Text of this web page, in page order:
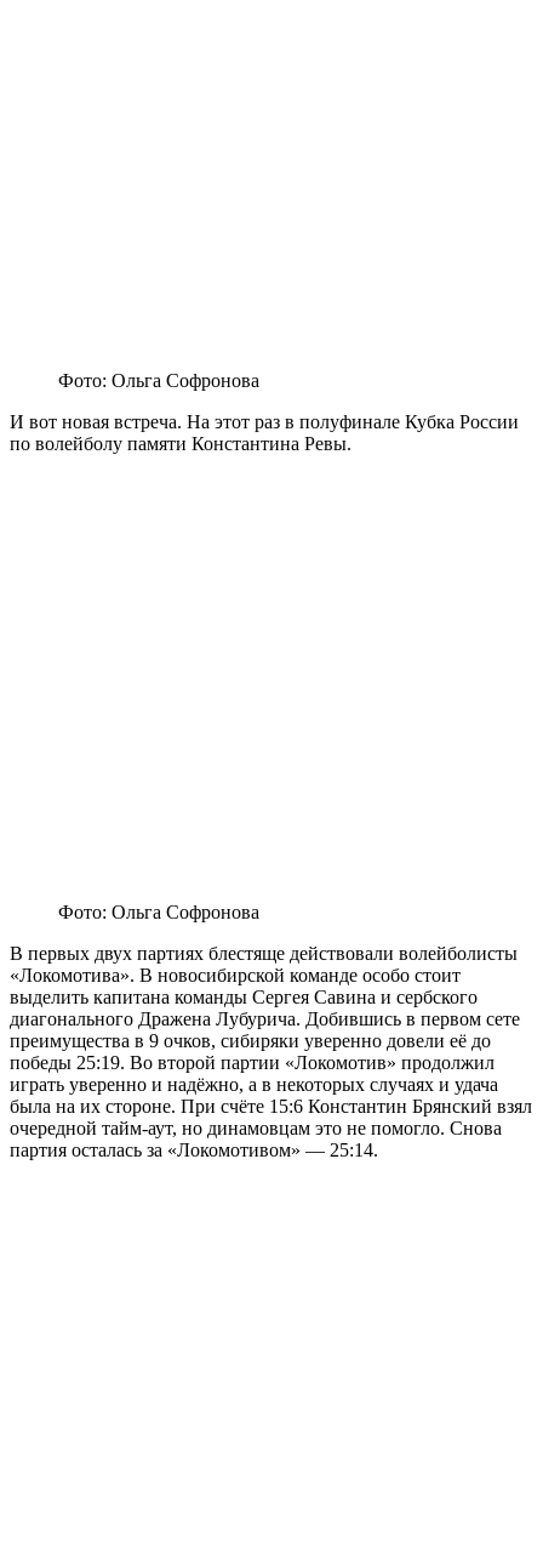
Фото: Ольга Софронова
И вот новая встреча. На этот раз в полуфинале Кубка России
по волейболу памяти Константина Ревы.
Фото: Ольга Софронова
В первых двух партиях блестяще действовали волейболисты
«Локомотива». В новосибирской команде особо стоит
выделить капитана команды Сергея Савина и сербского
диагонального Дражена Лубурича. Добившись в первом сете
преимущества в 9 очков, сибиряки уверенно довели её до
победы 25:19. Во второй партии «Локомотив» продолжил
играть уверенно и надёжно, а в некоторых случаях и удача
была на их стороне. При счёте 15:6 Константин Брянский взял
очередной тайм-аут, но динамовцам это не помогло. Снова
партия осталась за «Локомотивом» — 25:14.